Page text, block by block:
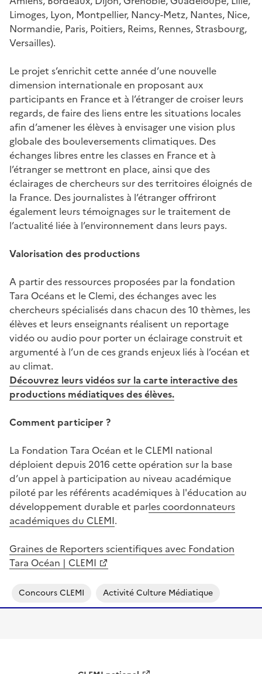
Limoges, Lyon, Montpellier, Nancy-Metz, Nantes, Nice,
Normandie, Paris, Poitiers, Reims, Rennes, Strasbourg,
Versailles).
Le projet s’enrichit cette année d’une nouvelle
dimension internationale en proposant aux
participants en France et à l’étranger de croiser leurs
regards, de faire des liens entre les situations locales
afin d’amener les élèves à envisager une vision plus
globale des bouleversements climatiques. Des
échanges libres entre les classes en France et à
l’étranger se mettront en place, ainsi que des
éclairages de chercheurs sur des territoires éloignés de
la France. Des journalistes à l’étranger offriront
également leurs témoignages sur le traitement de
l’actualité liée à l’environnement dans leurs pays.
Valorisation des productions
A partir des ressources proposées par la fondation
Tara Océans et le Clemi, des échanges avec les
chercheurs spécialisés dans chacun des 10 thèmes, les
élèves et leurs enseignants réalisent un reportage
vidéo ou audio pour porter un éclairage construit et
argumenté à l’un de ces grands enjeux liés à l’océan et
au climat.
Découvrez leurs vidéos sur la carte interactive des
productions médiatiques des élèves.
Comment participer ?
La Fondation Tara Océan et le CLEMI national
déploient depuis 2016 cette opération sur la base
d’un appel à participation au niveau académique
piloté par les référents académiques à l'éducation au
développement durable et parles coordonnateurs
académiques du CLEMI.
Graines de Reporters scientifiques avec Fondation
Tara Océan | CLEMI
Concours CLEMI Activité Culture Médiatique